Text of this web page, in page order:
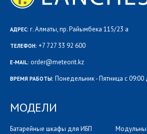
АДРЕС: г. Алматы, пр. Райымбека 115/23 а
ТЕЛЕФОН: +7 727 33 92 600
E-MAIL: order@meteorit.kz
ВРЕМЯ РАБОТЫ: Понедельник - Пятница с 09:00
МОДЕЛИ
Батарейные шкафы для ИБП